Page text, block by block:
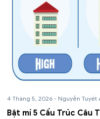
4 Tháng 5, 2026 - Nguyễn Tuyết
Bật mí 5 Cấu Trúc Câu